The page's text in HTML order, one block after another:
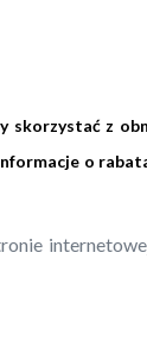
skorzystać z
o